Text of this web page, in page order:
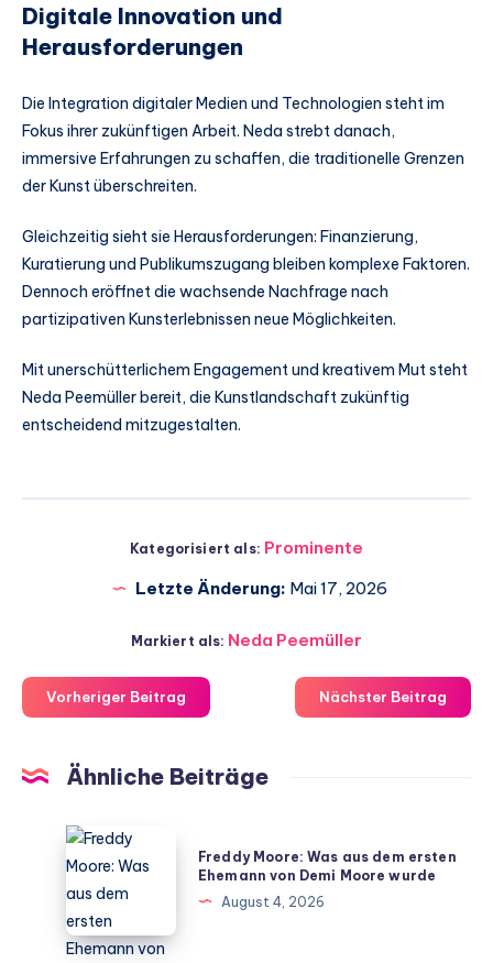
Digitale Innovation und
Herausforderungen
Die Integration digitaler Medien und Technologien steht im
Fokus ihrer zukünftigen Arbeit. Neda strebt danach,
immersive Erfahrungen zu schaffen, die traditionelle Grenzen
der Kunst überschreiten.
Gleichzeitig sieht sie Herausforderungen: Finanzierung,
Kuratierung und Publikumszugang bleiben komplexe Faktoren.
Dennoch eröffnet die wachsende Nachfrage nach
partizipativen Kunsterlebnissen neue Möglichkeiten.
Mit unerschütterlichem Engagement und kreativem Mut steht
Neda Peemüller bereit, die Kunstlandschaft zukünftig
entscheidend mitzugestalten.
Kategorisiert als: Prominente
Letzte Änderung: Mai 17, 2026
Markiert als: Neda Peemüller
Vorheriger Beitrag Nächster Beitrag
Ähnliche Beiträge
Freddy
Moore:
Was
aus
dem
Freddy Moore: Was aus dem ersten
Ehemann von Demi Moore wurde
August 4, 2026